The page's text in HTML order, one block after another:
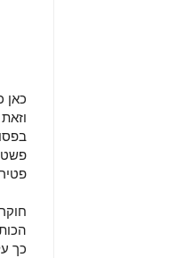
כאן
כך